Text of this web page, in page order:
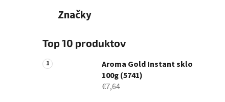
Značky
Top 10 produktov
Aroma Gold Instant sklo
100g (5741)
€7,64